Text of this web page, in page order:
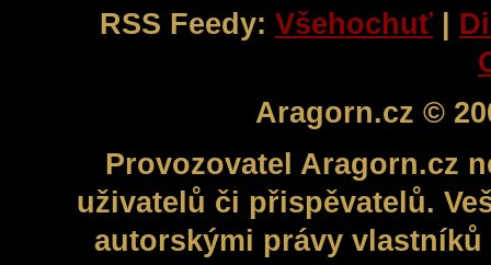
RSS Feedy: Všehochuť |
Aragorn.cz ©
Provozovatel Aragorn.cz
uživatelů či přispěvatelů.
autorskými právy